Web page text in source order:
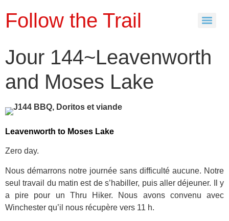
Follow the Trail
Jour 144~Leavenworth
and Moses Lake
Leavenworth to Moses Lake
Zero day.
Nous démarrons notre journée sans difficulté aucune. Notre
seul travail du matin est de s’habiller, puis aller déjeuner. Il y
a pire pour un Thru Hiker. Nous avons convenu avec
Winchester qu’il nous récupère vers 11 h.